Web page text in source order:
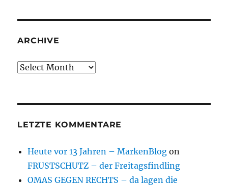
ARCHIVE
Archive
LETZTE KOMMENTARE
Heute vor 13 Jahren – MarkenBlog on
FRUSTSCHUTZ – der Freitagsfindling
OMAS GEGEN RECHTS – da lagen die